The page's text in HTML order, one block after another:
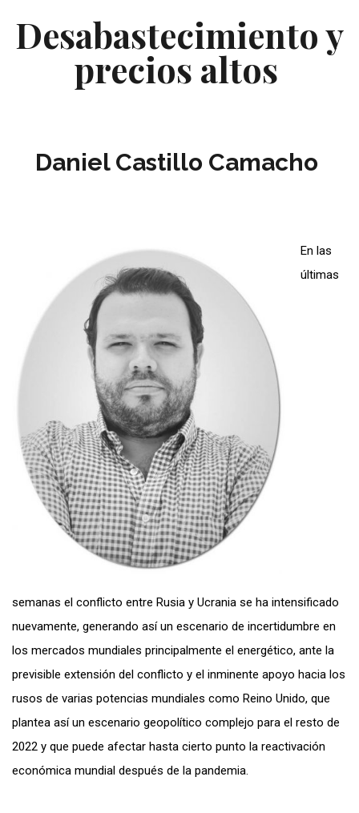
Desabastecimiento y
precios altos
Daniel Castillo Camacho
En las
últimas
semanas el conflicto entre Rusia y Ucrania se ha intensificado
nuevamente, generando así un escenario de incertidumbre en
los mercados mundiales principalmente el energético, ante la
previsible extensión del conflicto y el inminente apoyo hacia los
rusos de varias potencias mundiales como Reino Unido, que
plantea así un escenario geopolítico complejo para el resto de
2022 y que puede afectar hasta cierto punto la reactivación
económica mundial después de la pandemia.